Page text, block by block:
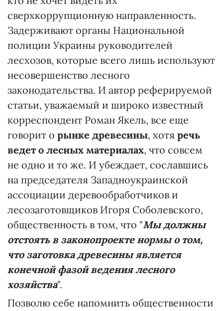
сверхкоррупционную направленность.
Задерживают органы Национальной
полиции Украины руководителей
лесхозов, которые всего лишь используют
несовершенство лесного
законодательства. И автор реферируемой
статьи, уважаемый и широко известный
корреспондент Роман Якель, все еще
говорит о рынке древесины, хотя речь
ведет о лесных материалах, что совсем
не одно и то же. И убеждает, сославшись
на председателя Западноукраинской
ассоциации деревообработчиков и
лесозаготовщиков Игоря Соболевского,
общественность в том, что "Мы должны
отстоять в законопроекте нормы о том,
что заготовка древесины является
конечной фазой ведения лесного
хозяйства".
Позволю себе напомнить общественности